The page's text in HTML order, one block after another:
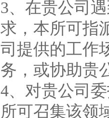
3、在贵公司
求，本所可指
司提供的工作
务，或协助贵
4、对贵公司
所可召集该领